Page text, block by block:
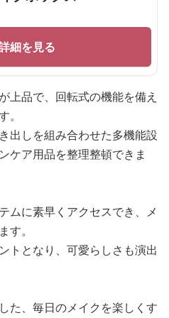
細を見る
上品で、回転式の機能を備え
。
出しを組み合わせた多機能設
ケア用品を整理整頓できま
ムに素早くアクセスでき、メ
す。
トとなり、可愛らしさも演出
た、毎日のメイクを楽しくす